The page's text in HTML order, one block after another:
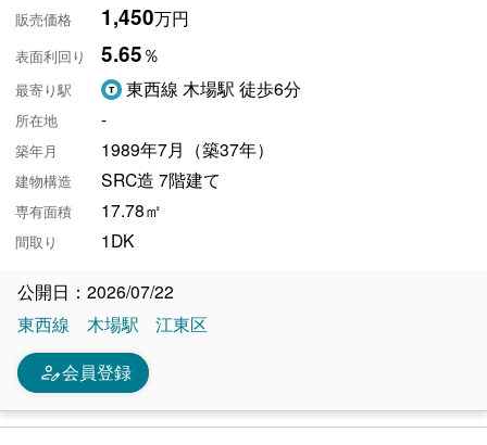
販売価格 1,450万円
表面利回り 5.65％
最寄り駅 東西線 木場駅 徒歩6分
所在地 -
築年月 1989年7月（築37年）
建物構造 SRC造 7階建て
専有面積 17.78㎡
間取り 1DK
公開日：2026/07/22
東西線
木場駅 江東区
person_edit会員登録